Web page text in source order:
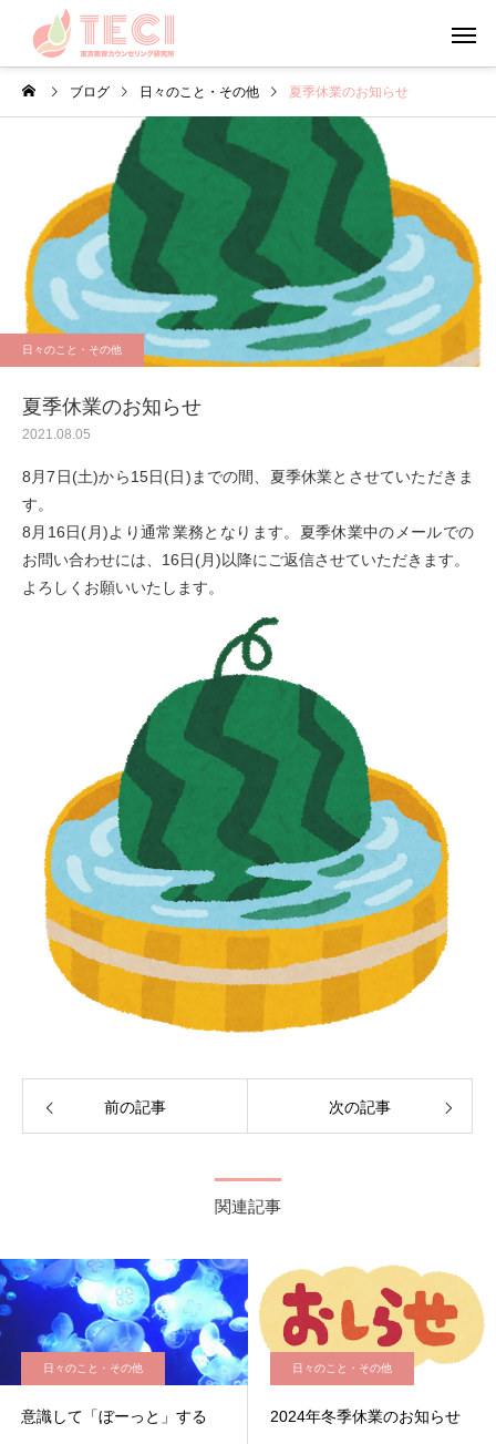
カウンセリング メンタルフ
日々のこと・その他
お盆・夏休みの過ごし方
心理学
やる気について考えて
う
ブログ 日々のこと・その他 夏季休業のお知らせ
日々のこと・その他
夏季休業のお知らせ
2021.08.05
8月7日(土)から15日(日)までの間、夏季休業とさせていただきま
す。
8月16日(月)より通常業務となります。夏季休業中のメールでの
お問い合わせには、16日(月)以降にご返信させていただきます。
よろしくお願いいたします。
前の記事 次の記事
関連記事
日々のこと・その他
意識して「ぼーっと」する
日々のこと・その他
2024年冬季休業のお知らせ